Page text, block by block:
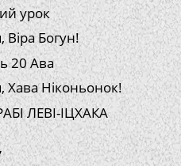
урок
Богун!
20 Ава
Ніконьонок!
ЛЕВІ-ІЦХАКА